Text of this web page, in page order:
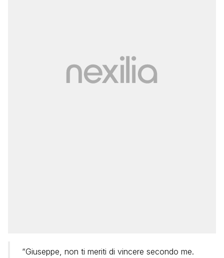
“Giuseppe, non ti meriti di vincere secondo me.